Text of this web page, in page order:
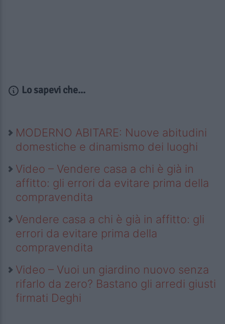
Lo sapevi che...
MODERNO ABITARE: Nuove abitudini
domestiche e dinamismo dei luoghi
Video – Vendere casa a chi è già in
affitto: gli errori da evitare prima della
compravendita
Vendere casa a chi è già in affitto: gli
errori da evitare prima della
compravendita
Video – Vuoi un giardino nuovo senza
rifarlo da zero? Bastano gli arredi giusti
firmati Deghi